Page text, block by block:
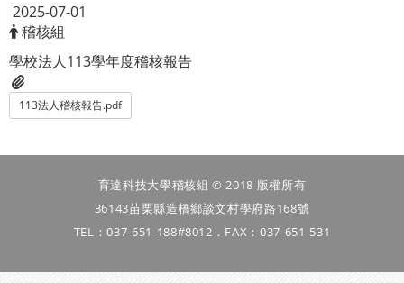
2025-07-01
稽核組
學校法人113學年度稽核報告
113法人稽核報告.pdf
育達科技大學稽核組 © 2018 版權所有
36143苗栗縣造橋鄉談文村學府路168號
TEL：037-651-188#8012．FAX：037-651-531